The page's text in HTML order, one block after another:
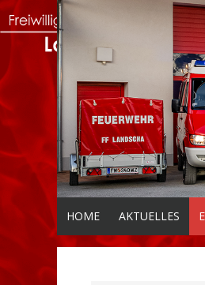
HOME AKTUELLES